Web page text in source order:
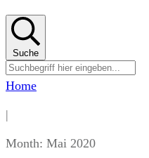
Suche
Home
|
Month: Mai 2020